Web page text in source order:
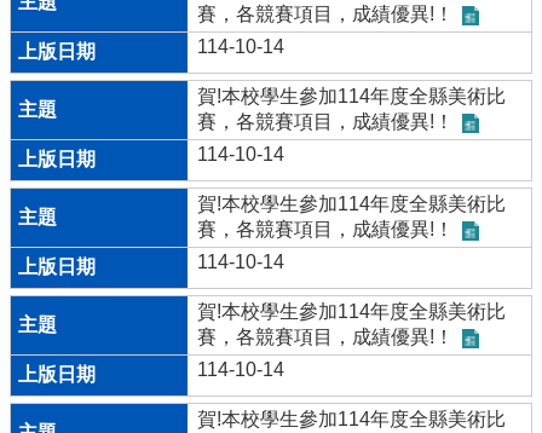
賽，各競賽項目，成績優異!！
114-10-14
賀!本校學生參加114年度全縣美術比
賽，各競賽項目，成績優異!！
114-10-14
賀!本校學生參加114年度全縣美術比
賽，各競賽項目，成績優異!！
114-10-14
賀!本校學生參加114年度全縣美術比
賽，各競賽項目，成績優異!！
114-10-14
賀!本校學生參加114年度全縣美術比